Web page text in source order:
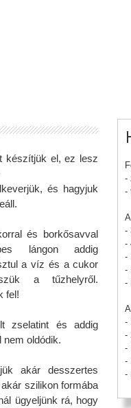
készítjük el, ez lesz
és hagyjuk
és borkősavval
lángon addig
a víz és a cukor
a tűzhelyről.
fel!
zselatint és addig
nem oldódik.
akár desszertes
szilikon formába
ügyeljünk rá, hogy
-
-
-
-
-
-
-
-
-
-
-
-